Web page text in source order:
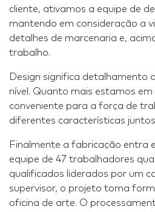
cliente, ativamos a equipe de
mantendo em consideração a
detalhes de marcenaria e,
trabalho.
Design significa detalhamento
nível. Quanto mais estamos em
conveniente para a força de
diferentes características
Finalmente a fabricação entra
equipe de 47 trabalhadores
qualificados liderados por um
supervisor, o projeto toma
oficina de arte. O